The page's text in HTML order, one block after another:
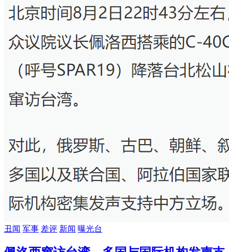
丑闻 军事 差评 新闻 曝光台